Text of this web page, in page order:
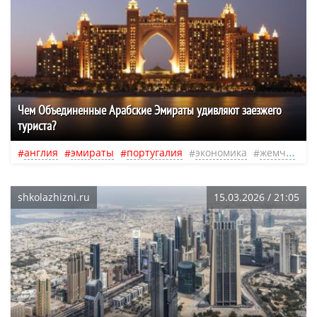
Чем Объединенные Арабские Эмираты удивляют заезжего
туриста?
англия эмираты португалия экономика жемчуг
shkolazhizni.ru 15.03.2026 / 21:05